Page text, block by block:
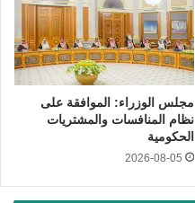
مجلس الوزراء‬⁩: الموافقة على
نظام المنافسات والمشتريات
الحكومية
2026-08-05